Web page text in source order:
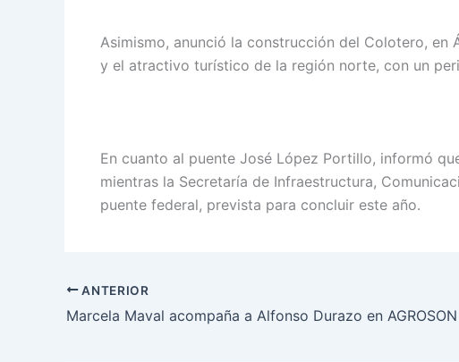
Asimismo, anunció la construcción del Colotero,
y el atractivo turístico de la región norte, con un
En cuanto al puente José López Portillo, informó
mientras la Secretaría de Infraestructura,
puente federal, prevista para concluir este año.
ANTERIOR